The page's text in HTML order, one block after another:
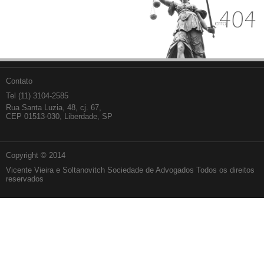
Contato
Tel (11) 3104-2585
Rua Santa Luzia, 48, cj. 67,
CEP 01513-030, Liberdade, SP
Copyright © 2014
Vicente Vieira e Soltanovitch Sociedade de Advogados Todos os direitos
reservados